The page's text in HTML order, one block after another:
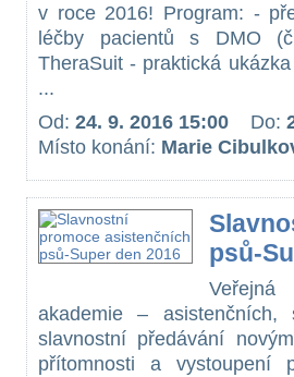
v roce 2016! Program: -
léčby pacientů s DMO
TheraSuit - praktická
...
Od: 24. 9. 2016 15:00 Do:
Místo konání: Marie
psů-
Veřejná
akademie –
slavnostní předávání
přítomnosti a vystoupení